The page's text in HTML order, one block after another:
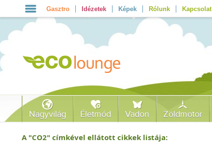
Gasztro Idézetek Képek Rólunk Kapcsolat
Nagyvilág Életmód Vadon Zöldmotor
A "CO2" címkével ellátott cikkek listája: